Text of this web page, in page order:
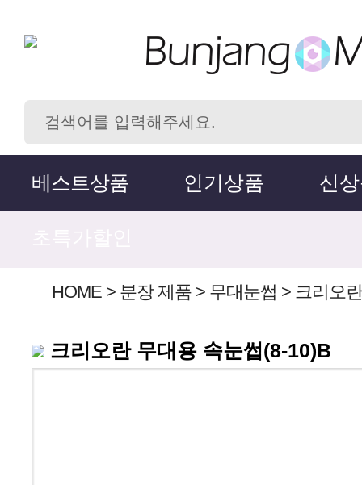
베스트상품 인기상품 신
HOME > 분장 제품 > 무대눈썹 > 크리오
크리오란 무대용 속눈썹(8-10)B